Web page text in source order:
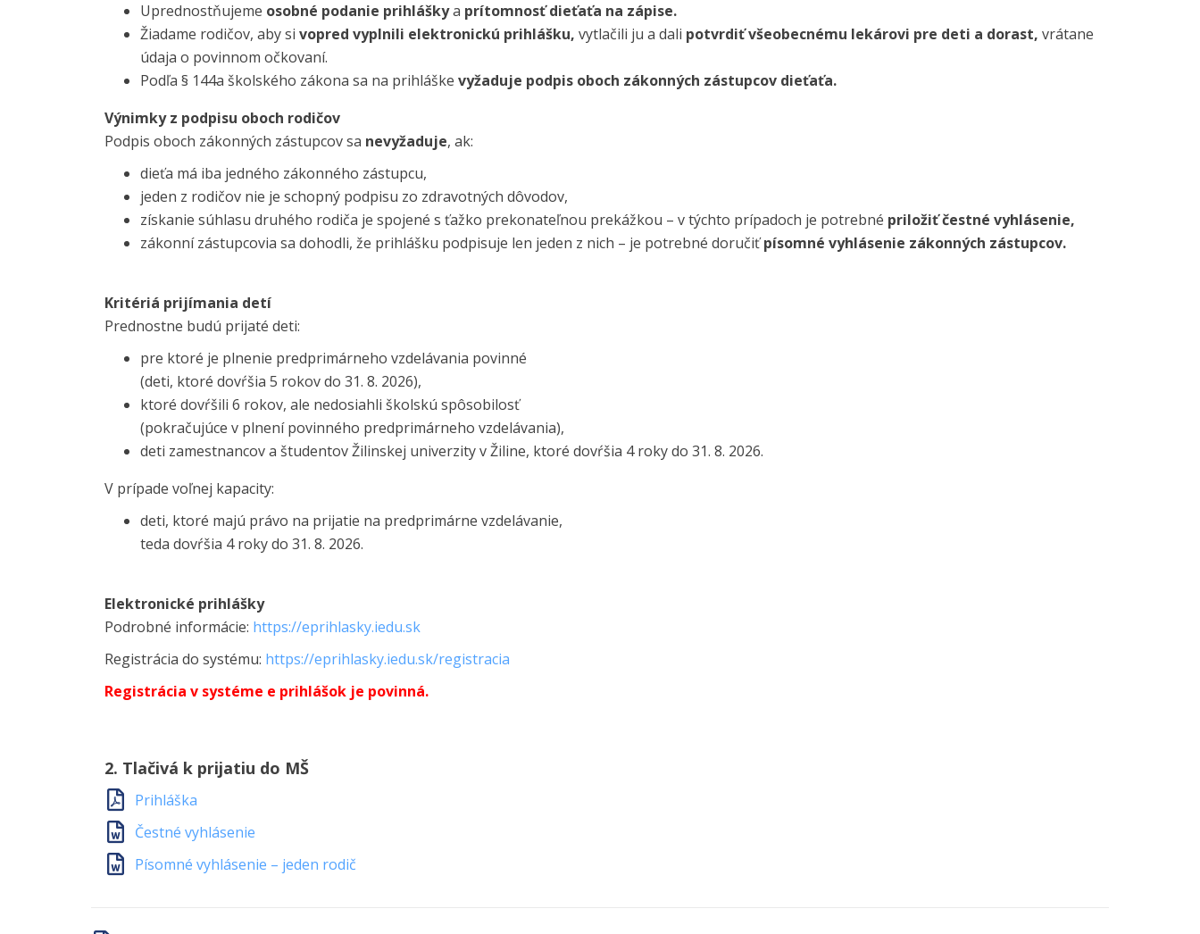
Uprednostňujeme osobné podanie prihláškya prítomnosť dieťaťa na zápise.
Žiadame rodičov, aby si vopred vyplnili elektronickú prihlášku, vytlačili ju a dali potvrdiť všeobecnému lekárovi pre deti a dorast, vrátane
údaja o povinnom očkovaní.
Podľa § 144a školského zákona sa na prihláške vyžaduje podpis oboch zákonných zástupcov dieťaťa.
Výnimky z podpisu oboch rodičov
Podpis oboch zákonných zástupcov sa nevyžaduje, ak:
dieťa má iba jedného zákonného zástupcu,
jeden z rodičov nie je schopný podpisu zo zdravotných dôvodov,
získanie súhlasu druhého rodiča je spojené s ťažko prekonateľnou prekážkou – v týchto prípadoch je potrebné priložiť čestné vyhlásenie,
zákonní zástupcovia sa dohodli, že prihlášku podpisuje len jeden z nich – je potrebné doručiťpísomné vyhlásenie zákonných zástupcov.
Kritériá prijímania detí
Prednostne budú prijaté deti:
pre ktoré je plnenie predprimárneho vzdelávania povinné
(deti, ktoré dovŕšia 5 rokov do 31. 8. 2026),
ktoré dovŕšili 6 rokov, ale nedosiahli školskú spôsobilosť
(pokračujúce v plnení povinného predprimárneho vzdelávania),
deti zamestnancov a študentov Žilinskej univerzity v Žiline, ktoré dovŕšia 4 roky do 31. 8. 2026.
V prípade voľnej kapacity:
deti, ktoré majú právo na prijatie na predprimárne vzdelávanie,
teda dovŕšia 4 roky do 31. 8. 2026.
Elektronické prihlášky
Podrobné informácie: https://eprihlasky.iedu.sk
Registrácia do systému: https://eprihlasky.iedu.sk/registracia
Registrácia v systéme e prihlášok je povinná.
2. Tlačivá k prijatiu do MŠ
Prihláška
Čestné vyhlásenie
Písomné vyhlásenie – jeden rodič